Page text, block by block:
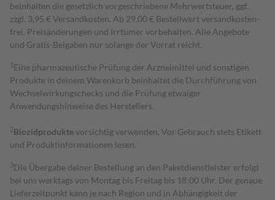
beinhalten die gesetzlich vorgeschriebene Mehrwertsteuer, ggf.
zzgl. 3,95 € Versandkosten. Ab 29,00 € Bestell­wert versand­kosten­
frei. Preisänderungen und Irrtümer vorbehalten. Alle Angebote
und Gratis-Beigaben nur solange der Vorrat reicht.
1 Eine pharmazeutische Prüfung der Arzneimittel und sonstigen
Produkte in deinem Warenkorb beinhaltet die Durchführung von
Wechselwirkungschecks und die Prüfung etwaiger
Anwendungshinweise des Herstellers.
2Biozidproduktevorsichtig verwenden. Vor Gebrauch stets Etikett
und Produktinformationen lesen.
3Die Übergabe deiner Bestellung an den Paketdienstleister erfolgt
bei uns werktags von Montag bis Freitag bis 18:00 Uhr. Der genaue
Lieferzeitpunkt kann je nach Region und in Abhängigkeit der